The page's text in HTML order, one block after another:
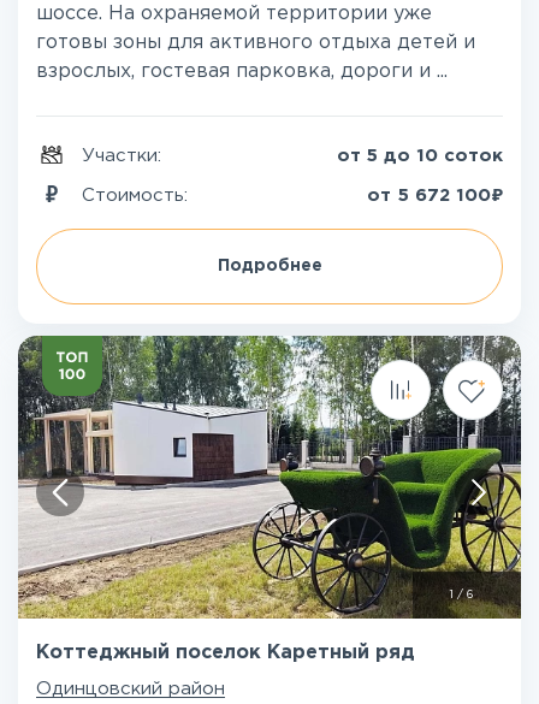
шоссе. На охраняемой территории уже
готовы зоны для активного отдыха детей и
взрослых, гостевая парковка, дороги и ...
Участки: от 5 до 10 соток
Стоимость: от 5 672 100₽
Подробнее
/ 6
Коттеджный поселок Каретный ряд
Одинцовский район